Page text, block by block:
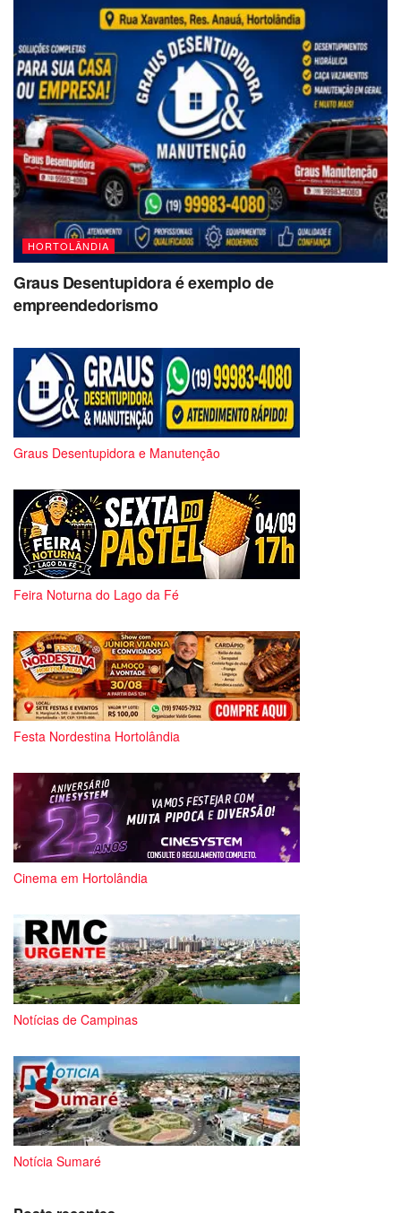
HORTOLÂNDIA
Graus Desentupidora é exemplo de
empreendedorismo
Graus Desentupidora e Manutenção
Feira Noturna do Lago da Fé
Festa Nordestina Hortolândia
Cinema em Hortolândia
Notícias de Campinas
Notícia Sumaré